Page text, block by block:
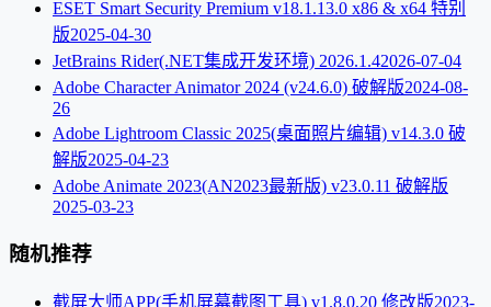
ESET Smart Security Premium v18.1.13.0 x86 & x64 特别
版2025-04-30
JetBrains Rider(.NET集成开发环境) 2026.1.42026-07-04
Adobe Character Animator 2024 (v24.6.0) 破解版2024-08-
26
Adobe Lightroom Classic 2025(桌面照片编辑) v14.3.0 破
解版2025-04-23
Adobe Animate 2023(AN2023最新版) v23.0.11 破解版
2025-03-23
随机推荐
截屏大师APP(手机屏幕截图工具) v1.8.0.20 修改版2023-